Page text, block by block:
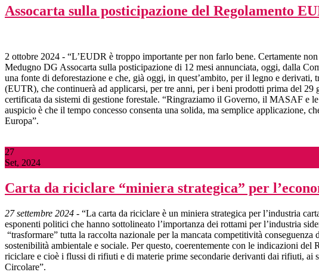
Assocarta sulla posticipazione del Regolamento
2 ottobre 2024 - “L’EUDR è troppo importante per non farlo bene. Certamente
Medugno DG Assocarta sulla posticipazione di 12 mesi annunciata, oggi, dalla
una fonte di deforestazione e che, già oggi, in quest’ambito, per il legno e
(EUTR), che continuerà ad applicarsi, per tre anni, per i beni prodotti prima del
certificata da sistemi di gestione forestale. “Ringraziamo il Governo, il MASAF e
auspicio è che il tempo concesso consenta una solida, ma semplice
Europa”.
27
Set, 2024
Carta da riciclare “miniera strategica” per
27 settembre 2024 - “La carta da riciclare è un miniera strategica per l’industria
esponenti politici che hanno sottolineato l’importanza dei rottami per l’industria
“trasformare” tutta la raccolta nazionale per la mancata competitività
sostenibilità ambientale e sociale. Per questo, coerentemente con le indicazioni
riciclare e cioè i flussi di rifiuti e di materie prime secondarie derivanti dai rifiuti,
Circolare”.